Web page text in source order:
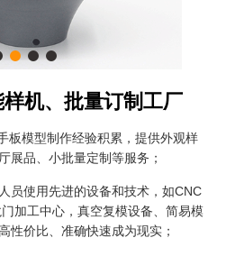
机、批量订制工厂
板模型制作经验积累，提供外观样
展品、小批量定制等服务；
员使用先进的设备和技术，如CNC
加工中心，真空复模设备、简易模
性价比、准确快速成为现实；